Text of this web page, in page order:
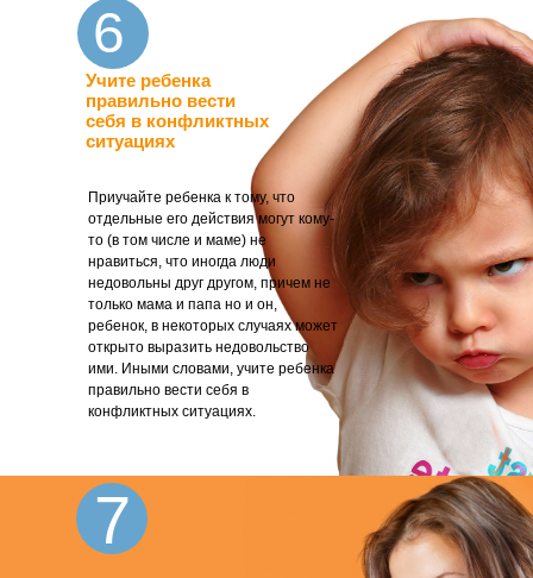
Приучайте ребенка к тому, что
отдельные его действия могут кому-
то (в том числе и маме) не
нравиться, что иногда люди
недовольны друг другом, причем не
только мама и папа но и он,
ребенок, в некоторых случаях может
открыто выразить недовольство
ими. Иными словами, учите ребенка
правильно вести себя в
конфликтных ситуациях.
6
Учите ребенка
правильно вести
себя в конфликтных
ситуациях
7